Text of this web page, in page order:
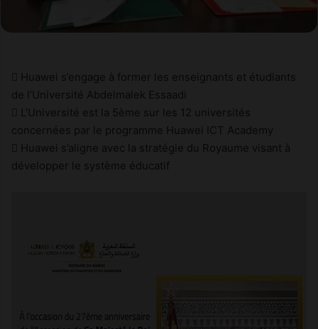
 Huawei s’engage à former les enseignants et étudiants
de l’Université Abdelmalek Essaadi
 L’Université est la 5ème sur les 12 universités
concernées par le programme Huawei ICT Academy
 Huawei s’aligne avec la stratégie du Royaume visant à
développer le système éducatif